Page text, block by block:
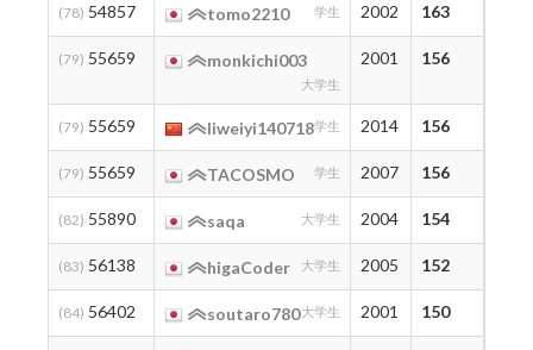
(78) 54857 tomo2210 学生 2002 163
(79) 55659 monkichi003
大学生
2001 156
(79) 55659 liweiyi140718学生 2014 156
(79) 55659 TACOSMO 学生 2007 156
(82) 55890 saqa 大学生 2004 154
(83) 56138 higaCoder 大学生 2005 152
(84) 56402 soutaro780大学生 2001 150